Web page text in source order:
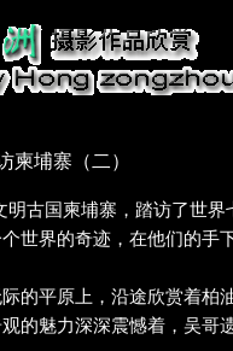
柬埔寨（二）
古国柬埔寨，踏访了世
世界的奇迹，在他们的手
的平原上，沿途欣赏着柏
的魅力深深震憾着，吴哥